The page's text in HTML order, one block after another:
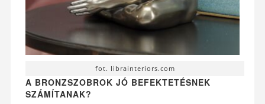
fot. librainteriors.com
A BRONZSZOBROK JÓ BEFEKTETÉSNEK
SZÁMÍTANAK?